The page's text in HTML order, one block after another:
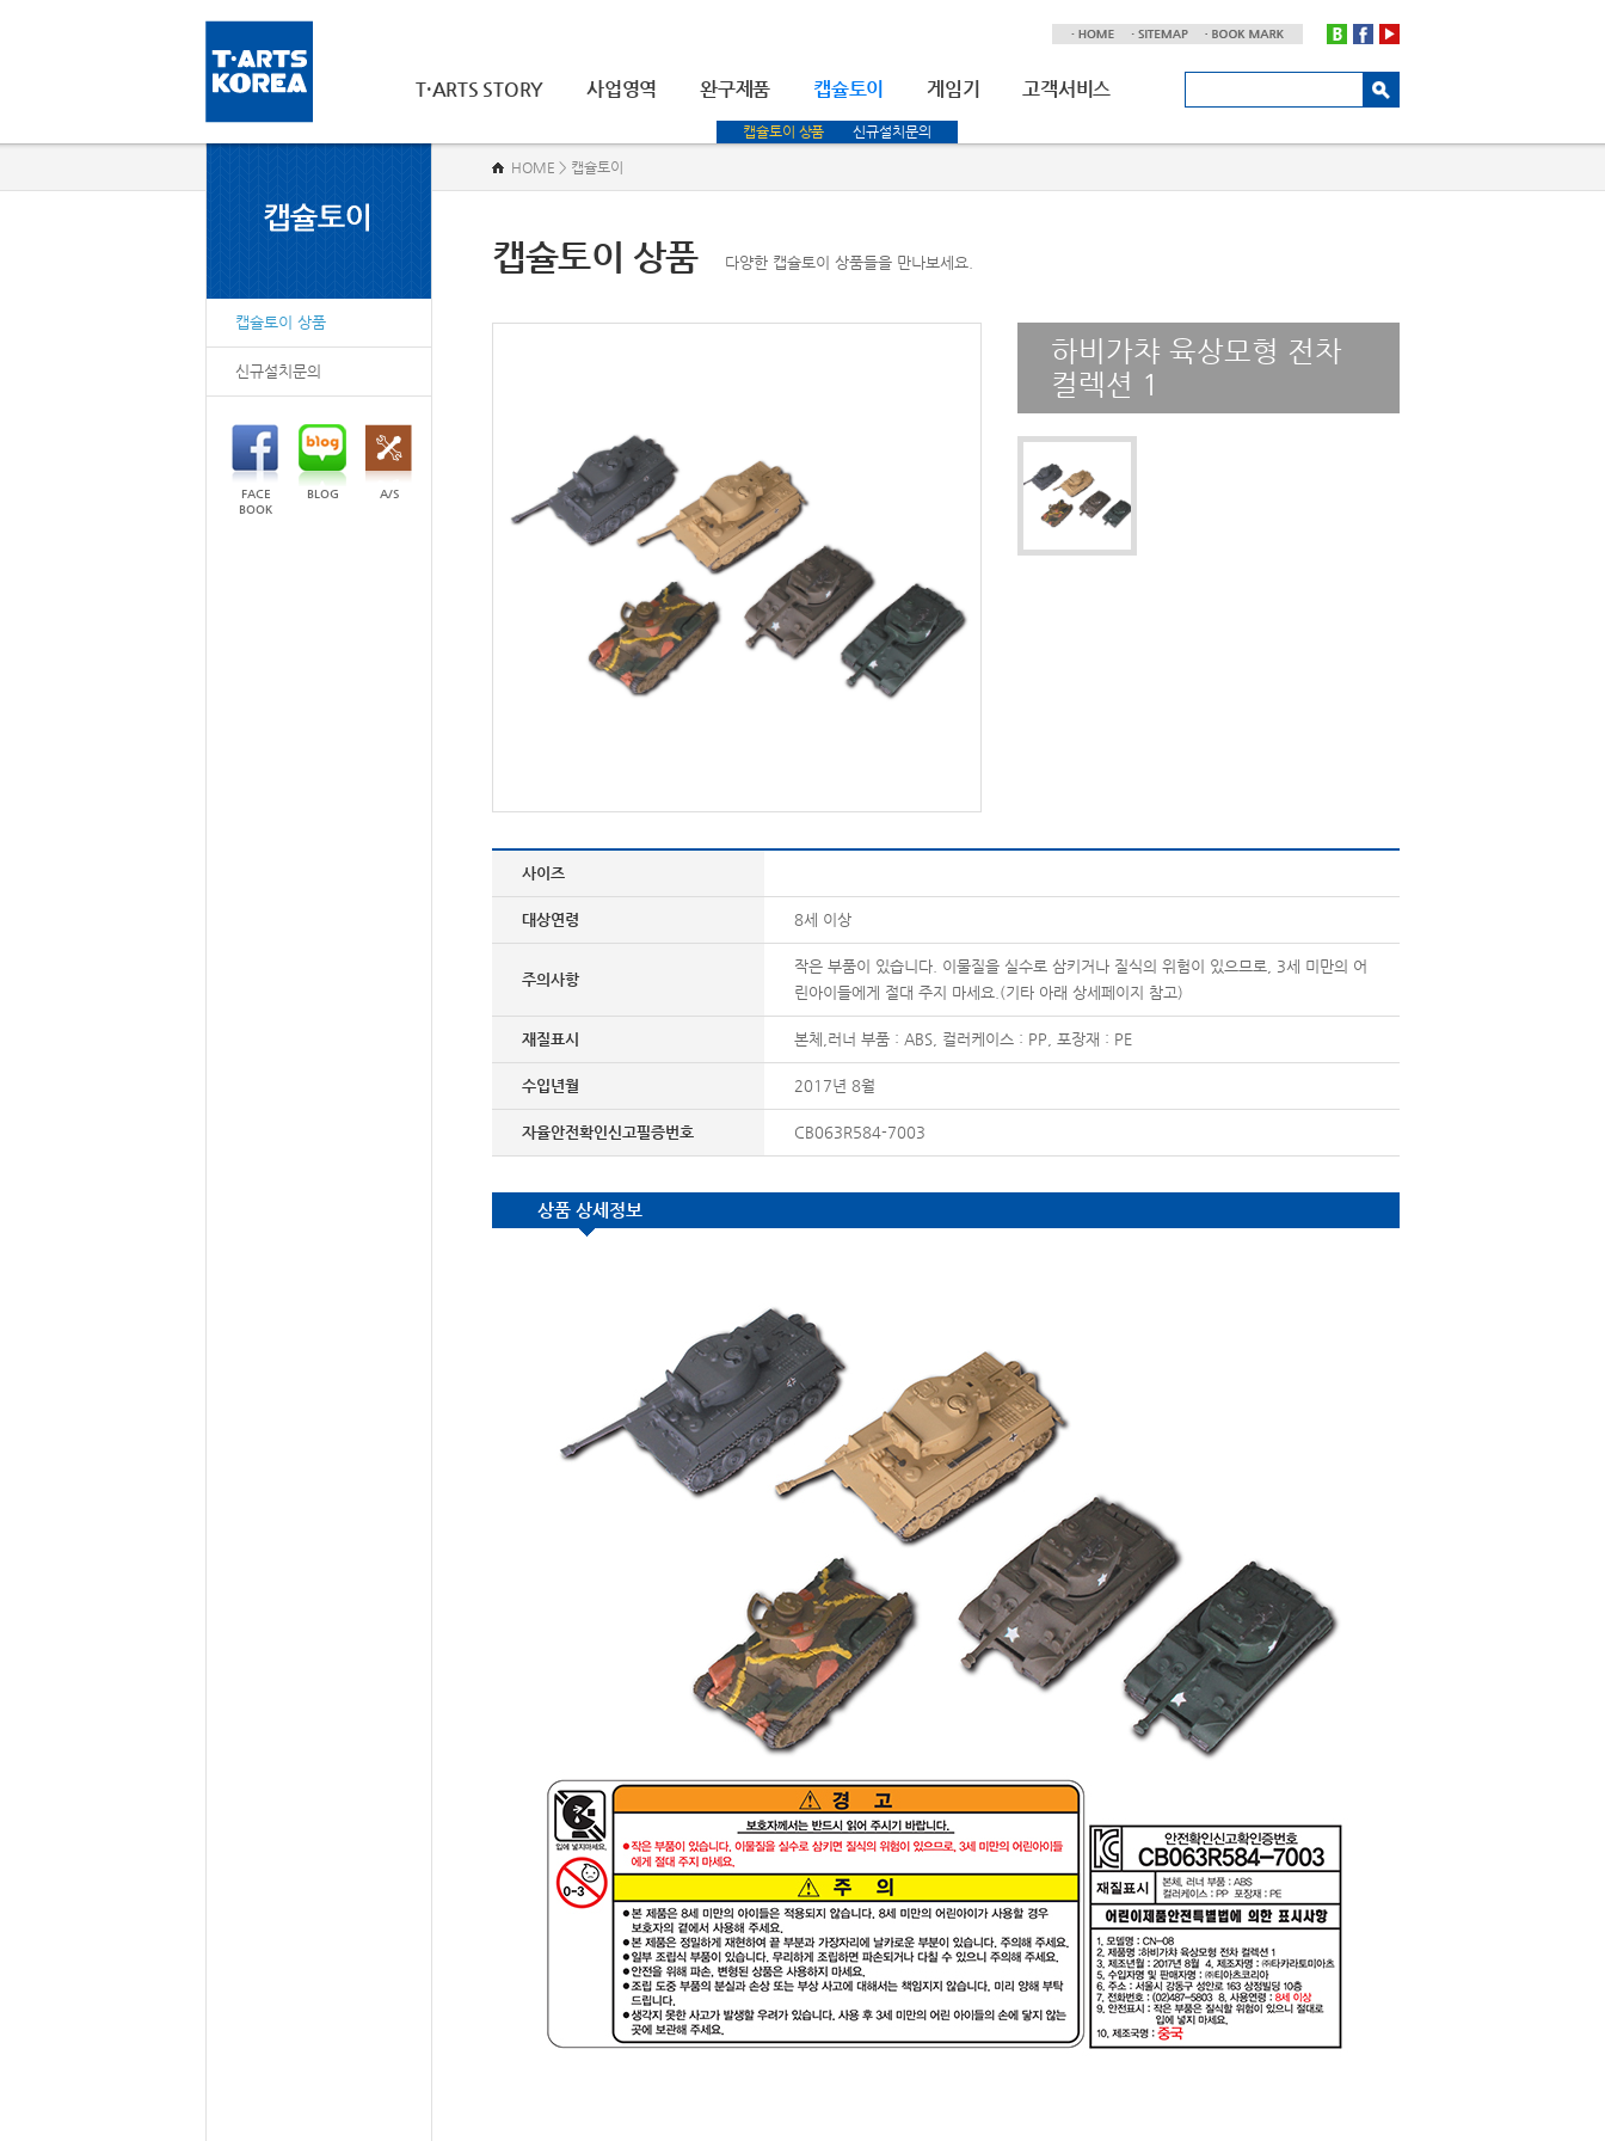
T·ARTS STORY 사업영역 완구제품 캡슐토이
캡슐토이 상품 신규설치문의
게임기 고객서비스
캡슐토이 상품
신규설치문의
FACE
BOOK
BLOG A/S
캡슐토이 상품 다양한 캡슐토이 상품들을 만나보세요.
HOME > 캡슐토이
하비가챠 육상모형 전차
컬렉션 1
사이즈
대상연령 8세 이상
주의사항
작은 부품이 있습니다. 이물질을 실수로 삼키거나 질식의 위험이 있으므로, 3세 미만의 어
린아이들에게 절대 주지 마세요.(기타 아래 상세페이지 참고)
재질표시 본체,러너 부품 : ABS, 컬러케이스 : PP, 포장재 : PE
수입년월 2017년 8월
자율안전확인신고필증번호 CB063R584-7003
상품 상세정보